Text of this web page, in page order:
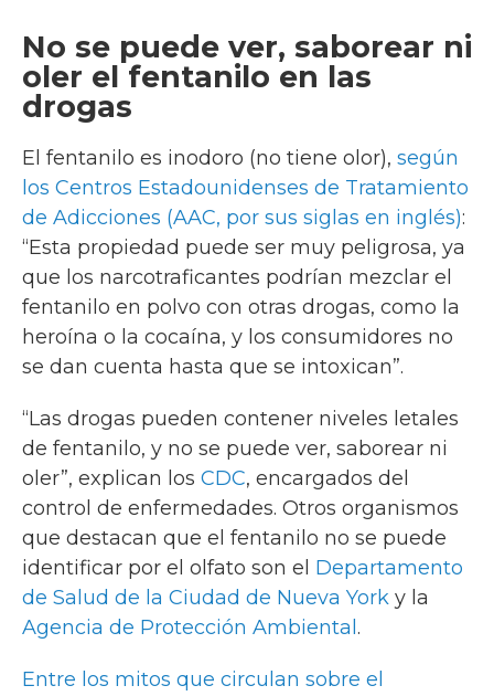
No se puede ver, saborear ni
oler el fentanilo en las
drogas
El fentanilo es inodoro (no tiene olor), según
los Centros Estadounidenses de Tratamiento
de Adicciones (AAC, por sus siglas en inglés):
“Esta propiedad puede ser muy peligrosa, ya
que los narcotraficantes podrían mezclar el
fentanilo en polvo con otras drogas, como la
heroína o la cocaína, y los consumidores no
se dan cuenta hasta que se intoxican”.
“Las drogas pueden contener niveles letales
de fentanilo, y no se puede ver, saborear ni
oler”, explican los CDC, encargados del
control de enfermedades. Otros organismos
que destacan que el fentanilo no se puede
identificar por el olfato son el Departamento
de Salud de la Ciudad de Nueva York y la
Agencia de Protección Ambiental.
Entre los mitos que circulan sobre el